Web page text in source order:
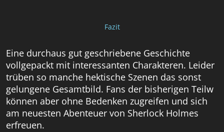
Fazit
Eine durchaus gut geschriebene Geschichte
vollgepackt mit interessanten Charakteren. Leider
trüben so manche hektische Szenen das sonst
gelungene Gesamtbild. Fans der bisherigen Teilw
können aber ohne Bedenken zugreifen und sich
am neuesten Abenteuer von Sherlock Holmes
erfreuen.